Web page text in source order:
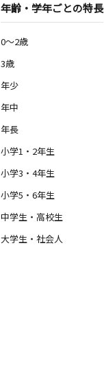
年齢・学年ごとの特長
0～2歳
3歳
年少
年中
年長
小学1・2年生
小学3・4年生
小学5・6年生
中学生・高校生
大学生・社会人